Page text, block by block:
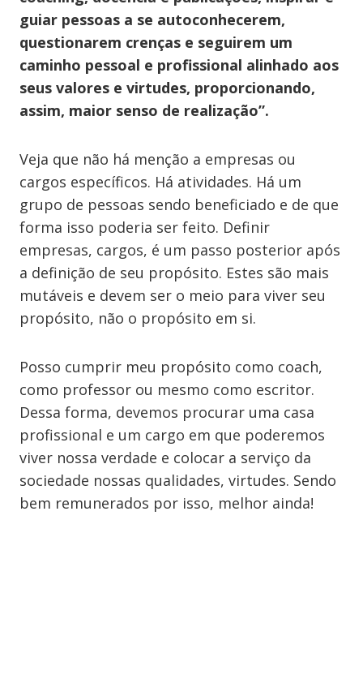
guiar pessoas a se autoconhecerem,
questionarem crenças e seguirem um
caminho pessoal e profissional alinhado aos
seus valores e virtudes, proporcionando,
assim, maior senso de realização”.
Veja que não há menção a empresas ou
cargos específicos. Há atividades. Há um
grupo de pessoas sendo beneficiado e de que
forma isso poderia ser feito. Definir
empresas, cargos, é um passo posterior após
a definição de seu propósito. Estes são mais
mutáveis e devem ser o meio para viver seu
propósito, não o propósito em si.
Posso cumprir meu propósito como coach,
como professor ou mesmo como escritor.
Dessa forma, devemos procurar uma casa
profissional e um cargo em que poderemos
viver nossa verdade e colocar a serviço da
sociedade nossas qualidades, virtudes. Sendo
bem remunerados por isso, melhor ainda!